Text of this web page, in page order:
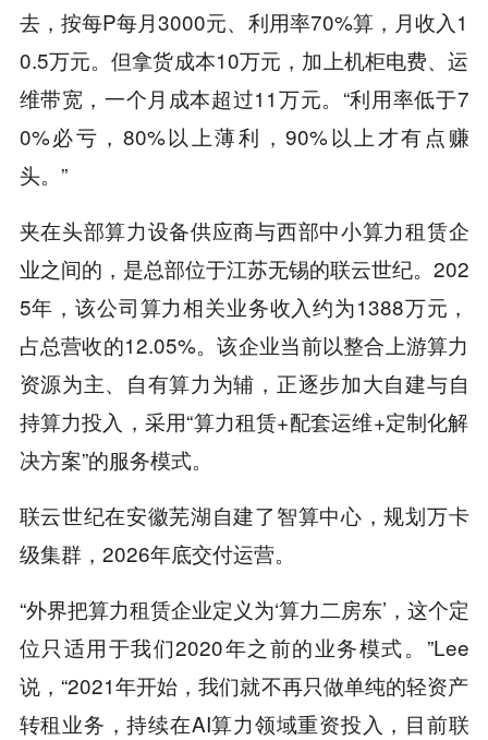
去，按每P每月3000元、利用率70%算，月收入1
0.5万元。但拿货成本10万元，加上机柜电费、运
维带宽，一个月成本超过11万元。“利用率低于7
0%必亏，80%以上薄利，90%以上才有点赚
头。”
夹在头部算力设备供应商与西部中小算力租赁企
业之间的，是总部位于江苏无锡的联云世纪。202
5年，该公司算力相关业务收入约为1388万元，
占总营收的12.05%。该企业当前以整合上游算力
资源为主、自有算力为辅，正逐步加大自建与自
持算力投入，采用“算力租赁+配套运维+定制化解
决方案”的服务模式。
联云世纪在安徽芜湖自建了智算中心，规划万卡
级集群，2026年底交付运营。
“外界把算力租赁企业定义为‘算力二房东’，这个定
位只适用于我们2020年之前的业务模式。”Lee
说，“2021年开始，我们就不再只做单纯的轻资产
转租业务，持续在AI算力领域重资投入，目前联